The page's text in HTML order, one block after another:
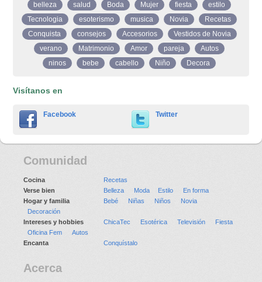
belleza
salud Boda Mujer fiesta
estilo
Tecnologia
esoterismo musica Novia
Recetas
Conquista
consejos Accesorios
Vestidos de Novia
verano
Matrimonio Amor pareja
Autos
ninos
bebe cabello Niño Decora
Visítanos en
Facebook Twitter
Comunidad
Cocina
Recetas
Verse bien
Belleza Moda Estilo
En forma
Hogar y familia
Bebé Niñas Niños
Novia
Decoración
Intereses y hobbies
ChicaTec Esotérica Televisión
Fiesta
Oficina Fem
Autos
Encanta
Conquístalo
Acerca